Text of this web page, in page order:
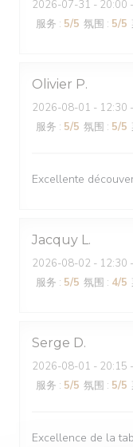
2026-07-31 - 20:00
服务 : 5/5 氛围 : 5/5
Olivier P
2026-08-01 - 12:30
服务 : 5/5 氛围 : 5/5
Excellente
Jacquy L
2026-08-02 - 12:30
服务 : 5/5 氛围 : 4/5
Serge D
2026-08-01 - 20:15
服务 : 5/5 氛围 : 5/5
Excellence de la